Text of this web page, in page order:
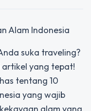
Alam Indonesia
suka traveling?
artikel yang tepat!
tentang 10
yang wajib